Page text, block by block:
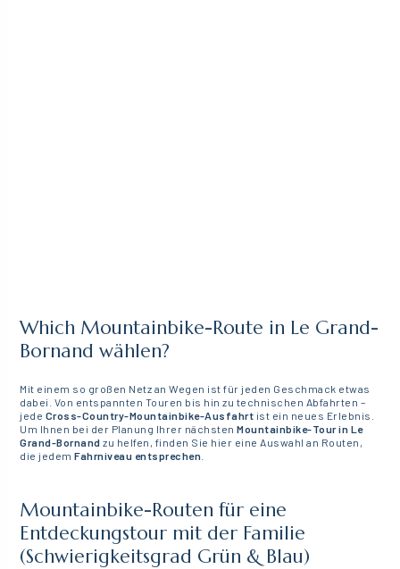
Which Mountainbike-Route in Le Grand-
Bornand wählen?
Mit einem so großen Netz an Wegen ist für jeden Geschmack etwas
dabei. Von entspannten Touren bis hin zu technischen Abfahrten –
jede Cross-Country-Mountainbike-Ausfahrt ist ein neues Erlebnis.
Um Ihnen bei der Planung Ihrer nächstenMountainbike-Tour in Le
Grand-Bornand zu helfen, finden Sie hier eine Auswahl an Routen,
die jedemFahrniveau entsprechen
Mountainbike-Routen für eine
Entdeckungstour mit der Familie
(Schwierigkeitsgrad Grün & Blau)